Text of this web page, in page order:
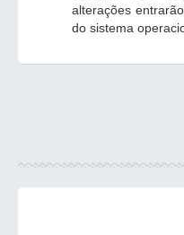
alterações
do sistema